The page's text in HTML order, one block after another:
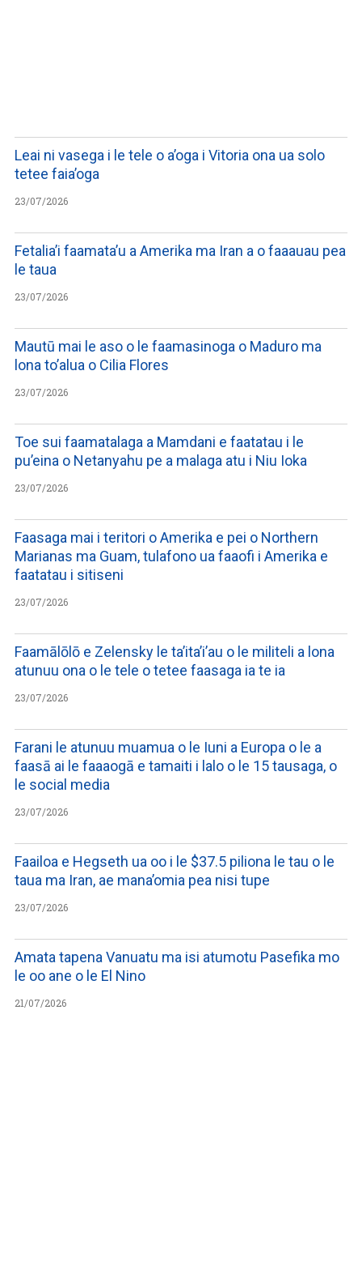
Leai ni vasega i le tele o a’oga i Vitoria ona ua solo
tetee faia’oga
23/07/2026
Fetalia’i faamata’u a Amerika ma Iran a o faaauau pea
le taua
23/07/2026
Mautū mai le aso o le faamasinoga o Maduro ma
lona to’alua o Cilia Flores
23/07/2026
Toe sui faamatalaga a Mamdani e faatatau i le
pu’eina o Netanyahu pe a malaga atu i Niu Ioka
23/07/2026
Faasaga mai i teritori o Amerika e pei o Northern
Marianas ma Guam, tulafono ua faaofi i Amerika e
faatatau i sitiseni
23/07/2026
Faamālōlō e Zelensky le ta’ita’i’au o le militeli a lona
atunuu ona o le tele o tetee faasaga ia te ia
23/07/2026
Farani le atunuu muamua o le Iuni a Europa o le a
faasā ai le faaaogā e tamaiti i lalo o le 15 tausaga, o
le social media
23/07/2026
Faailoa e Hegseth ua oo i le $37.5 piliona le tau o le
taua ma Iran, ae mana’omia pea nisi tupe
23/07/2026
Amata tapena Vanuatu ma isi atumotu Pasefika mo
le oo ane o le El Nino
21/07/2026